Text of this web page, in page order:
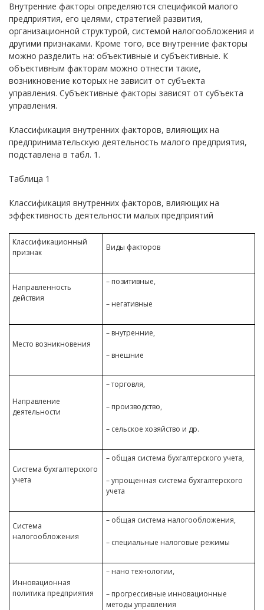
Внутренние факторы определяются спецификой малого
предприятия, его целями, стратегией развития,
организационной структурой, системой налогообложения и
другими признаками. Кроме того, все внутренние факторы
можно разделить на: объективные и субъективные. К
объективным факторам можно отнести такие,
возникновение которых не зависит от субъекта
управления. Субъективные факторы зависят от субъекта
управления.
Классификация внутренних факторов, влияющих на
предпринимательскую деятельность малого предприятия,
подставлена в табл. 1.
Таблица 1
Классификация внутренних факторов, влияющих на
эффективность деятельности малых предприятий
Классификационный
признак
Виды факторов
Направленность
действия
– позитивные,
– негативные
Место возникновения
– внутренние,
– внешние
Направление
деятельности
– торговля,
– производство,
– сельское хозяйство и др.
Система бухгалтерского
учета
– общая система бухгалтерского учета,
– упрощенная система бухгалтерского
учета
Система
налогообложения
– общая система налогообложения,
– специальные налоговые режимы
Инновационная
политика предприятия
– нано технологии,
– прогрессивные инновационные
методы управления